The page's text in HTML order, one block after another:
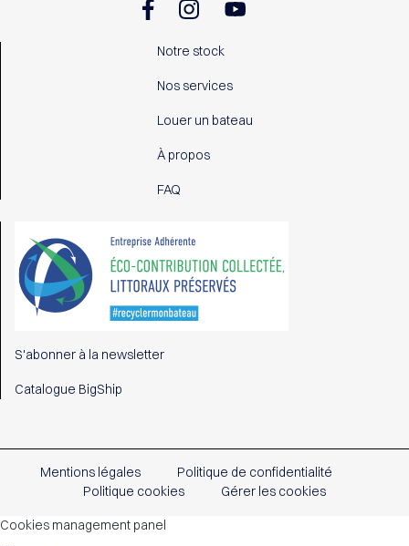
Notre stock
Nos services
Louer un bateau
À propos
FAQ
S'abonner à la newsletter
Catalogue BigShip
Mentions légales
Politique de confidentialité
Politique cookies
Gérer les cookies
Cookies management panel